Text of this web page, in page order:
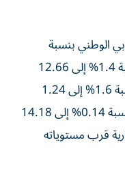
الوطني بنسبة
0.06% إلى 31.02 درهم، و«دو» بنسبة 1.4% إلى 12.66
درهم، بينما تراجع سهم «طلبات» بنسبة 1.6% إلى 1.24
درهم، وانخفض سهم إعمار للتطوير بنسبة 0.14% إلى 14.18
قرب مستوياته